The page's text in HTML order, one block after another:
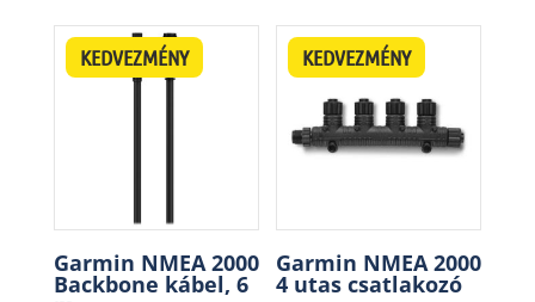
KEDVEZMÉNY
Garmin NMEA 2000
Backbone kábel, 6
KEDVEZMÉNY
Garmin NMEA 2000
4 utas csatlakozó